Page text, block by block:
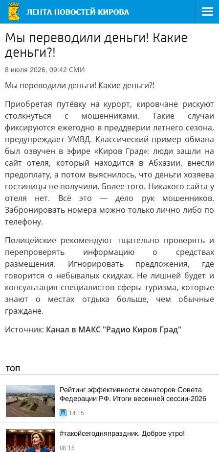
Мы переводили деньги! Какие
деньги?!
8 июля 2026, 09:42 СМИ
Мы переводили деньги! Какие деньги?!
Приобретая путёвку на курорт, кировчане рискуют
столкнуться с мошенниками. Такие случаи
фиксируются ежегодно в преддверии летнего сезона,
предупреждает УМВД. Классический пример обмана
был озвучен в эфире «Киров Град»: люди зашли на
сайт отеля, который находится в Абхазии, внесли
предоплату, а потом выяснилось, что деньги хозяева
гостиницы не получили. Более того. Никакого сайта у
отеля нет. Всё это — дело рук мошенников.
Забронировать номера можно только лично либо по
телефону.
Полицейские рекомендуют тщательно проверять и
перепроверять информацию о средствах
размещения. Игнорировать предложения, где
говорится о небывалых скидках. Не лишней будет и
консультация специалистов сферы туризма, которые
знают о местах отдыха больше, чем обычные
граждане.
Источник: Канал в МАКС "Радио Киров Град"
ТОП
Рейтинг эффективности сенаторов Совета
Федерации РФ. Итоги весенней сессии-2026
14:15
#такойсегодняпраздник. Доброе утро!
08:15